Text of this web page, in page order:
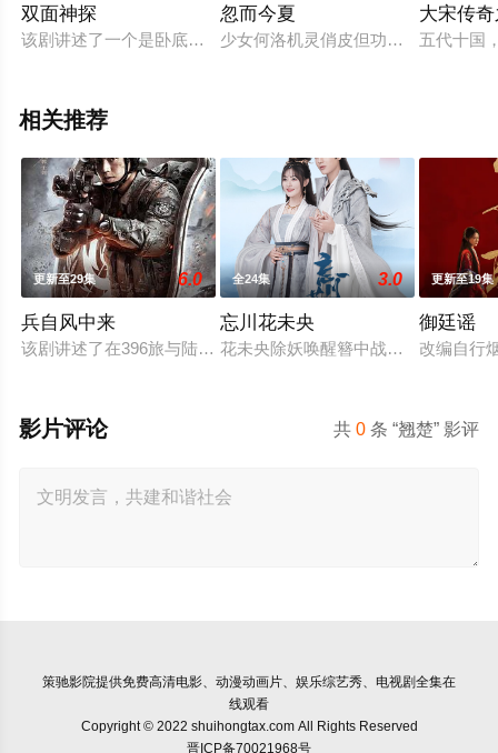
双面神探
该剧讲述了一个是卧底在传销窝的新人警察,一个是毫不知情的
忽而今夏
少女何洛机灵俏皮但功课欠佳，却不
大宋传
五代十国
相关推荐
更新至29集 6.0
兵自风中来
该剧讲述了在396旅与陆军步兵学院联合举办的小型军事演习中
全24集 3.0
忘川花未央
花未央除妖唤醒簪中战神百里忘川元
更新至19集
御廷谣
改编自行
共0 条 “翘楚” 影评
影片评论
策驰影院提供免费高清电影、动漫动画片、娱乐综艺秀、电视剧全集在
线观看
Copyright © 2022 shuihongtax.com All Rights Reserved
晋ICP备70021968号